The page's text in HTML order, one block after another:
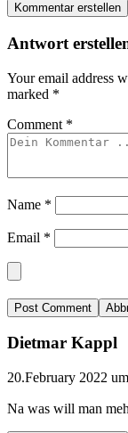
Kommentar erstellen
Antwort
Your email address
marked *
Comment *
Name *
Email *
Dietmar Kappl
20.February 2022
Na was will man